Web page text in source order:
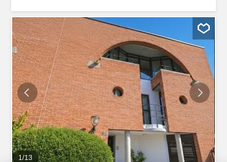
idéale pour les familles qui souhaitent la tranquillité sans
renoncer à la commodité des services. La maison se
développe sur deux niveaux et est composée comme
suit: RÉS-DE-CHAUSSÉE: * Hall d’entrée avec placards
intégrés * Grand et lumineux séjour avec coin repas et
cheminée * Cuisine moderne séparée * Accès à l’escalier
intérieur PREMIER ÉTAGE: * Chambre principale avec
placards intégrés et balcon * Deuxième chambre à
coucher * 2 salles de bains (une avec douche et une avec
baignoire) La...
1/13